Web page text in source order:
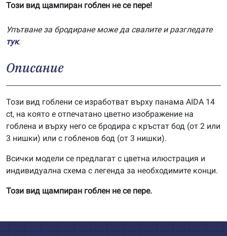
Този вид щампиран гоблен не се пере!
Упътване за бродиране може да свалите и разгледате
тук.
Описание
Този вид гоблени се изработват върху панама AIDA 14
ct, на която е отпечатано цветно изображение на
гоблена и върху него се бродира с кръстат бод (от 2 или
3 нишки) или с гобленов бод (от 3 нишки).
Всички модели се предлагат с цветна илюстрация и
индивидуална схема с легенда за необходимите конци.
Този вид щампиран гоблен не се пере.